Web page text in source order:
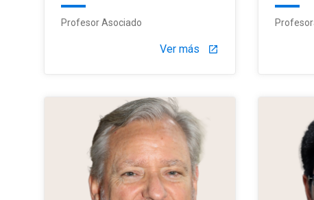
Profesor Asociado
Ver más launch